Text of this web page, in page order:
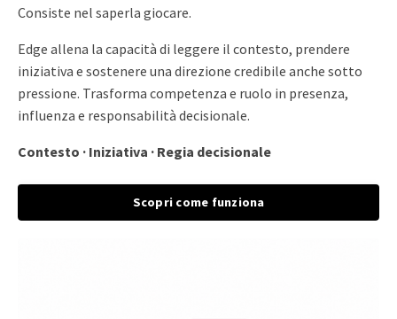
Consiste nel saperla giocare.
Edge allena la capacità di leggere il contesto, prendere
iniziativa e sostenere una direzione credibile anche sotto
pressione. Trasforma competenza e ruolo in presenza,
influenza e responsabilità decisionale.
Contesto · Iniziativa · Regia decisionale
Scopri come funziona